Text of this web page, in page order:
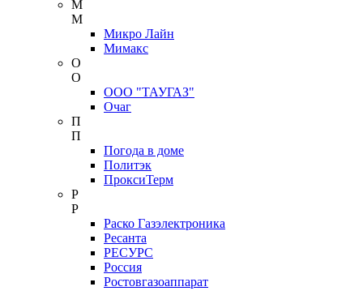
М
М
Микро Лайн
Мимакс
О
О
ООО "ТАУГАЗ"
Очаг
П
П
Погода в доме
Политэк
ПроксиТерм
Р
Р
Раско Газэлектроника
Ресанта
РЕСУРС
Россия
Ростовгазоаппарат